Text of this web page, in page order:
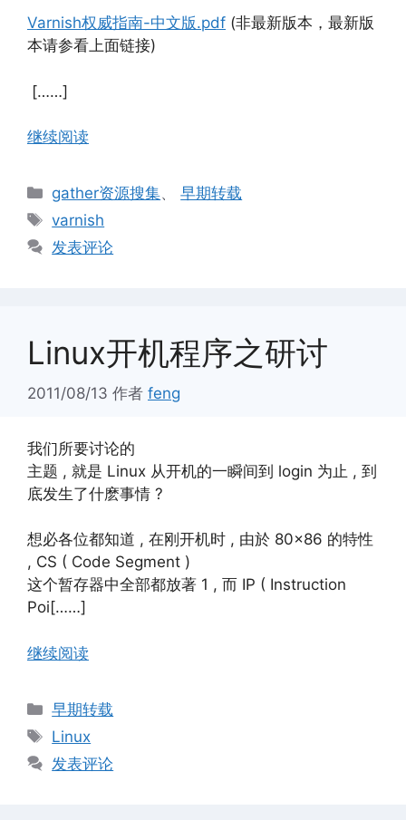
Varnish权威指南-中文版.pdf (非最新版本，最新版
本请参看上面链接)
[……]
继续阅读
分
类
gather资源搜集、早期转载
标
签
varnish
发表评论
Linux开机程序之研讨
2011/08/13 作者 feng
我们所要讨论的
主题 , 就是 Linux 从开机的一瞬间到 login 为止 , 到
底发生了什麽事情 ?
想必各位都知道 , 在刚开机时 , 由於 80×86 的特性
, CS ( Code Segment )
这个暂存器中全部都放著 1 , 而 IP ( Instruction
Poi[……]
继续阅读
分
类
早期转载
标
签
Linux
发表评论